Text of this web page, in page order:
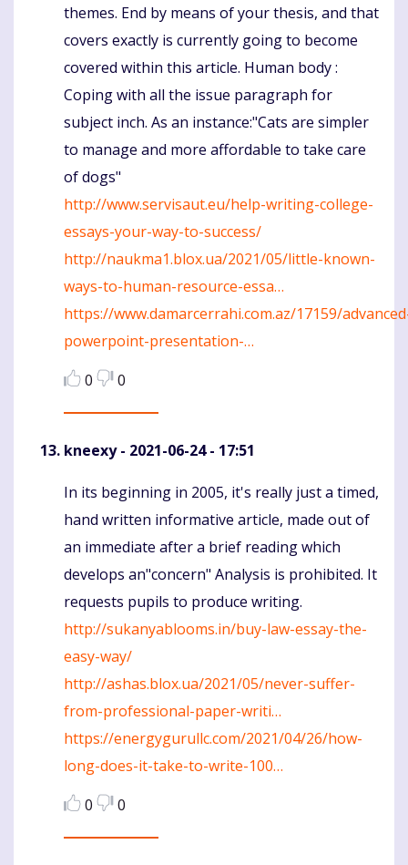
themes. End by means of your thesis, and that
covers exactly is currently going to become
covered within this article. Human body :
Coping with all the issue paragraph for
subject inch. As an instance:"Cats are simpler
to manage and more affordable to take care
of dogs"
http://www.servisaut.eu/help-writing-college-
essays-your-way-to-success/
http://naukma1.blox.ua/2021/05/little-known-
ways-to-human-resource-essa…
https://www.damarcerrahi.com.az/17159/
powerpoint-presentation-…
0
0
kneexy- 2021-06-24 - 17:51
Komentaras
In its beginning in 2005, it's really just a timed,
hand written informative article, made out of
an immediate after a brief reading which
develops an"concern" Analysis is prohibited. It
requests pupils to produce writing.
http://sukanyablooms.in/buy-law-essay-the-
easy-way/
http://ashas.blox.ua/2021/05/never-suffer-
from-professional-paper-writi…
https://energygurullc.com/2021/04/26/how-
long-does-it-take-to-write-100…
0
0